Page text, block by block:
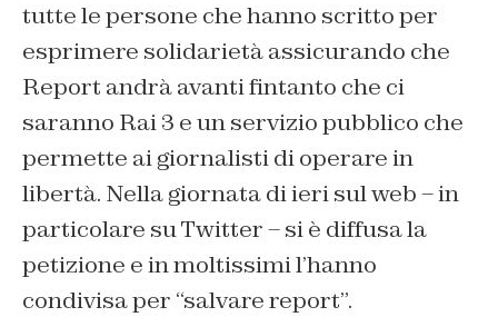
tutte le persone che hanno scritto per
esprimere solidarietà assicurando che
Report andrà avanti fintanto che ci
saranno Rai 3 e un servizio pubblico che
permette ai giornalisti di operare in
libertà. Nella giornata di ieri sul web – in
particolare su Twitter – si è diffusa la
petizione e in moltissimi l’hanno
condivisa per “salvare report”.